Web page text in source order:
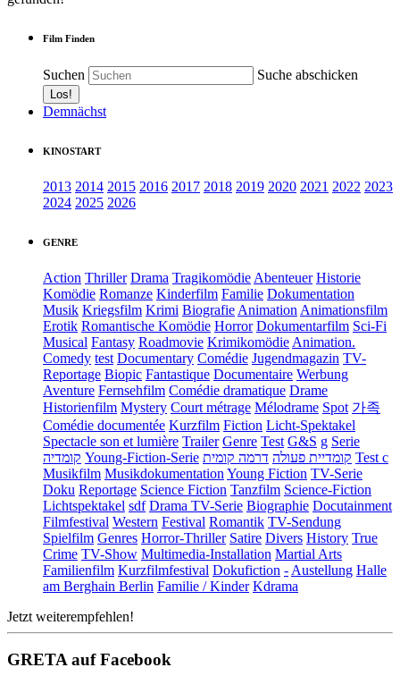
Film Finden
Suchen Suche abschicken
Demnächst
KINOSTART
2013 2014 2015 2016 2017 2018 2019 2020 2021 2022 2023
2024 2025 2026
GENRE
Action Thriller Drama Tragikomödie Abenteuer Historie
Komödie Romanze Kinderfilm Familie Dokumentation
Musik Kriegsfilm Krimi Biografie Animation Animationsfilm
Erotik Romantische Komödie Horror Dokumentarfilm Sci-Fi
Musical Fantasy Roadmovie Krimikomödie Animation.
Comedy test Documentary Comédie Jugendmagazin TV-
Reportage Biopic Fantastique Documentaire Werbung
Aventure Fernsehfilm Comédie dramatique Drame
Historienfilm Mystery Court métrage Mélodrame Spot 가족
Comédie documentée Kurzfilm Fiction Licht-Spektakel
Spectacle son et lumière Trailer Genre Test G&S g Serie
קומדיה Young-Fiction-Serie קומדיית פעולה דרמה קומית
Test c
Musikfilm Musikdokumentation Young Fiction TV-Serie
Doku Reportage Science Fiction Tanzfilm Science-Fiction
Lichtspektakel sdf Drama TV-Serie Biographie Docutainment
Filmfestival Western Festival Romantik TV-Sendung
Spielfilm Genres Horror-Thriller Satire Divers History True
Crime TV-Show Multimedia-Installation Martial Arts
Familienfilm Kurzfilmfestival Dokufiction - Austellung Halle
am Berghain Berlin Familie / Kinder Kdrama
Jetzt weiterempfehlen!
GRETA auf Facebook